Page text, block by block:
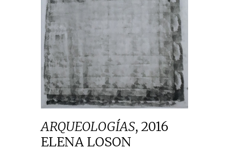
ARQUEOLOGÍAS, 2016
ELENA LOSON